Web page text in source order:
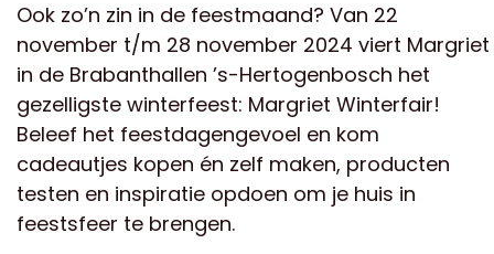
Ook zo’n zin in de feestmaand? Van 22
november t/m 28 november 2024 viert Margriet
in de Brabanthallen ’s-Hertogenbosch het
gezelligste winterfeest: Margriet Winterfair!
Beleef het feestdagengevoel en kom
cadeautjes kopen én zelf maken, producten
testen en inspiratie opdoen om je huis in
feestsfeer te brengen.